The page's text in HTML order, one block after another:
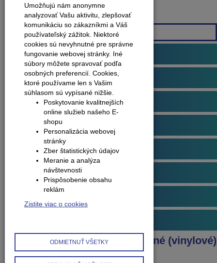
Značka
Všetky značky
Podlahové profily
Plávajúce podlahy
Dvere
Obklady na stenu
Obvodové lišty (soklové)
Príslušenstvo k podlahám
Produkty
Podlahy kompozitné (vinylové)
Arbiton
Umožňujú nám anonymne
analyzovať Vašu aktivitu, zlepšovať
komunikáciu so zákazníkmi a Váš
používateľský zážitok. Niektoré
cookies sú nevyhnutné pre správne
fungovanie webovej stránky. Iné
súbory môžete spravovať podľa
osobných preferencií. Cookies,
ktoré používame len s Vašim
súhlasom sú vypísané nižšie.
Poskytovanie kvalitnejších
online služieb našeho E-
shopu
Personalizácia webovej
stránky
Zber štatistických údajov
Meranie a analýza
návštevnosti
Prispôsobenie obsahu
reklám
Zistite viac o cookies
ODMIETNUŤ VŠETKY